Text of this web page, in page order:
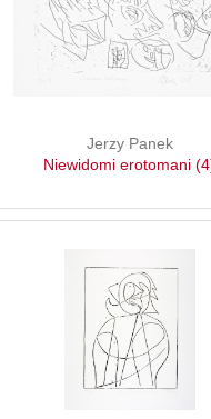
Jerzy Panek
Niewidomi erotomani